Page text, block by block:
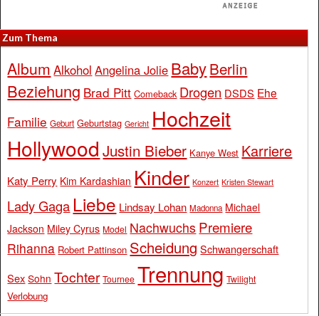
Zum Thema
Album Alkohol Angelina Jolie BabyBerlin
Beziehung Brad Pitt Comeback Drogen DSDS Ehe
Familie Geburt Geburtstag Gericht Hochzeit
Hollywood Justin Bieber Kanye West Karriere
Katy Perry Kim Kardashian Kinder Konzert Kristen Stewart
Lady Gaga Liebe Lindsay Lohan Madonna Michael
Jackson Miley Cyrus Model Nachwuchs Premiere
Rihanna Robert Pattinson Scheidung Schwangerschaft
Sex Sohn Tochter Tournee Trennung Twilight
Verlobung